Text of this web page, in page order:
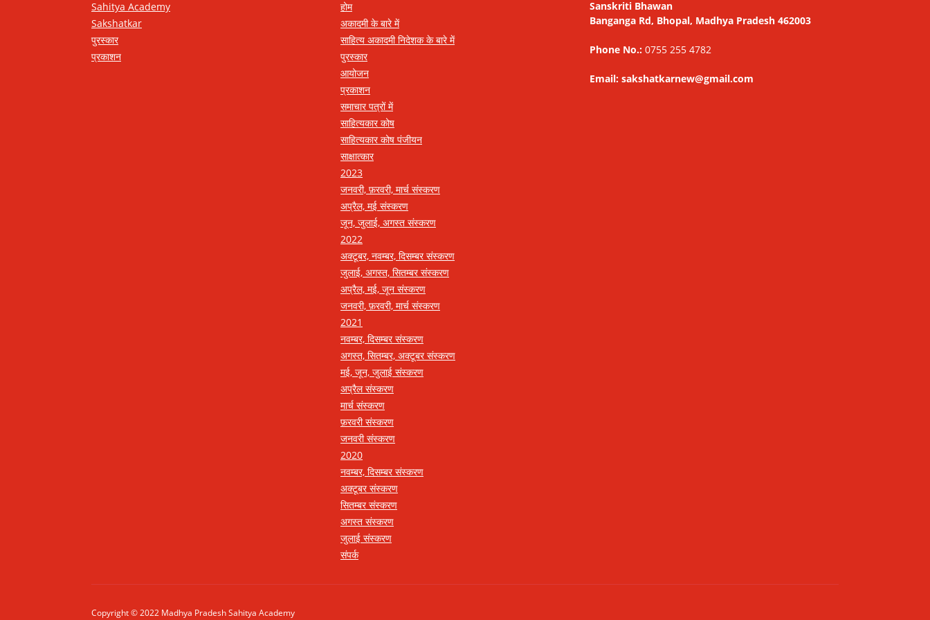
Sahitya Academy
Sakshatkar
पुरस्कार
प्रकाशन
होम
अकादमी के बारे में
साहित्य अकादमी निदेशक के बारे में
पुरस्कार
आयोजन
प्रकाशन
समाचार पत्रों में
साहित्यकार कोष
साहित्यकार कोष पंजीयन
साक्षात्कार
2023
जनवरी, फ़रवरी, मार्च संस्करण
अप्रैल, मई संस्करण
जून, जुलाई, अगस्त संस्करण
2022
अक्टूबर, नवम्बर, दिसम्बर संस्करण
जुलाई, अगस्त, सितम्बर संस्करण
अप्रैल, मई, जून संस्करण
जनवरी, फ़रवरी, मार्च संस्करण
2021
नवम्बर, दिसम्बर संस्करण
अगस्त, सितम्बर, अक्टूबर संस्करण
मई, जून, जुलाई संस्करण
अप्रैल संस्करण
मार्च संस्करण
फ़रवरी संस्करण
जनवरी संस्करण
2020
नवम्बर, दिसम्बर संस्करण
अक्टूबर संस्करण
सितम्बर संस्करण
अगस्त संस्करण
जुलाई संस्करण
संपर्क
Sanskriti Bhawan
Banganga Rd, Bhopal, Madhya Pradesh 462003
Phone No.: 0755 255 4782
Email: sakshatkarnew@gmail.com
Copyright © 2022 Madhya Pradesh Sahitya Academy